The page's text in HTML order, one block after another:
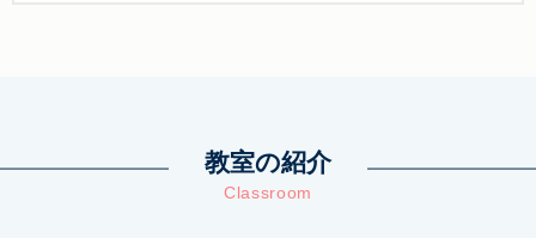
教室の紹介
Classroom